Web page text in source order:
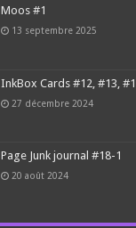
Moos #1
13 septembre 2025
InkBox Cards #12, #13,
27 décembre 2024
Page Junk journal #18-1
20 août 2024